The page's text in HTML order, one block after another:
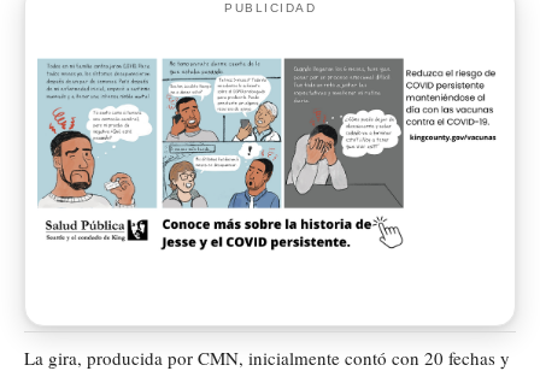
PUBLICIDAD
La gira, producida por CMN, inicialmente contó con 20 fechas y